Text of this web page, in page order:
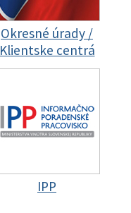
Okresné úrady /
Klientske centrá
IPP